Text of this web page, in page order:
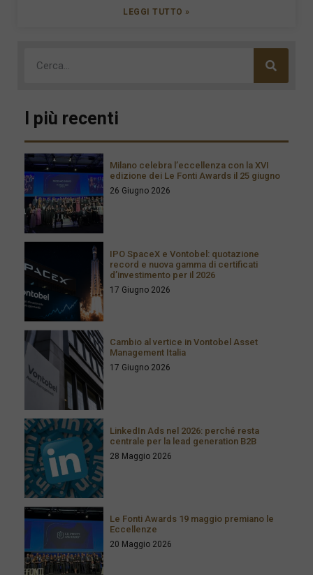
LEGGI TUTTO »
I più recenti
Milano celebra l’eccellenza con la XVI
edizione dei Le Fonti Awards il 25 giugno
26 Giugno 2026
IPO SpaceX e Vontobel: quotazione
record e nuova gamma di certificati
d’investimento per il 2026
17 Giugno 2026
Cambio al vertice in Vontobel Asset
Management Italia
17 Giugno 2026
LinkedIn Ads nel 2026: perché resta
centrale per la lead generation B2B
28 Maggio 2026
Le Fonti Awards 19 maggio premiano le
Eccellenze
20 Maggio 2026